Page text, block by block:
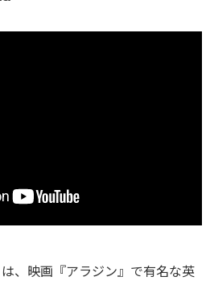
、映画『アラジン』で有名な英